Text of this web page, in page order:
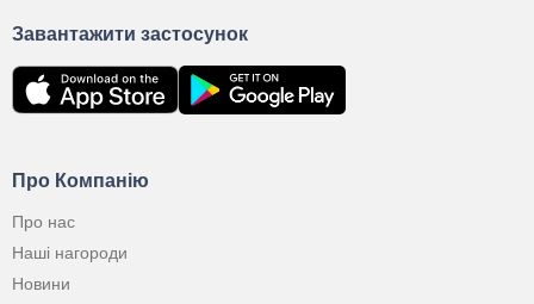
Про Компанію
Про нас
Наші нагороди
Новини
Завантажити застосунок